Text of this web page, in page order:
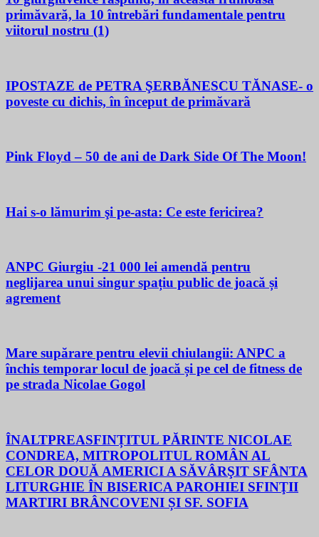
primăvară, la 10 întrebări fundamentale pentru
viitorul nostru (1)
IPOSTAZE de PETRA ŞERBĂNESCU TĂNASE- o
poveste cu dichis, în început de primăvară
Pink Floyd – 50 de ani de Dark Side Of The Moon!
Hai s-o lămurim şi pe-asta: Ce este fericirea?
ANPC Giurgiu -21 000 lei amendă pentru
neglijarea unui singur spațiu public de joacă și
agrement
Mare supărare pentru elevii chiulangii: ANPC a
închis temporar locul de joacă și pe cel de fitness de
pe strada Nicolae Gogol
ÎNALTPREASFINȚITUL PĂRINTE NICOLAE
CONDREA, MITROPOLITUL ROMÂN AL
CELOR DOUĂ AMERICI A SĂVÂRŞIT SFÂNTA
LITURGHIE ÎN BISERICA PAROHIEI SFINŢII
MARTIRI BRÂNCOVENI ȘI SF. SOFIA